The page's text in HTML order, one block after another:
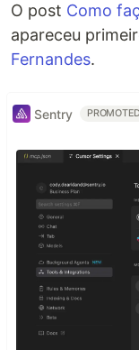
O post Como
apareceu
Fernandes.
Sentry PROMOTED